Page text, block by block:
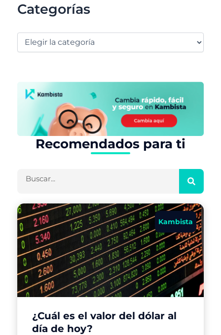
Categorías
Recomendados para ti
Kambista
¿Cuál es el valor del dólar al
día de hoy?